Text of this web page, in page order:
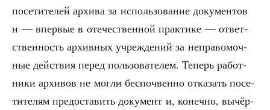
посе­ти­те­лей архи­ва за исполь­зо­ва­ние доку­мен­тов
и — впер­вые в оте­че­ствен­ной прак­ти­ке — ответ­
ствен­ность архив­ных учре­жде­ний за непра­во­моч­
ные дей­ствия перед поль­зо­ва­те­лем. Теперь работ­
ни­ки архи­вов не мог­ли бес­поч­вен­но отка­зать посе­
ти­те­лям предо­ста­вить доку­мент и, конеч­но, вычёр­